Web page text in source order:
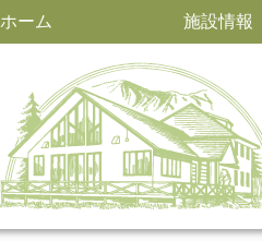
ホーム 施設情報